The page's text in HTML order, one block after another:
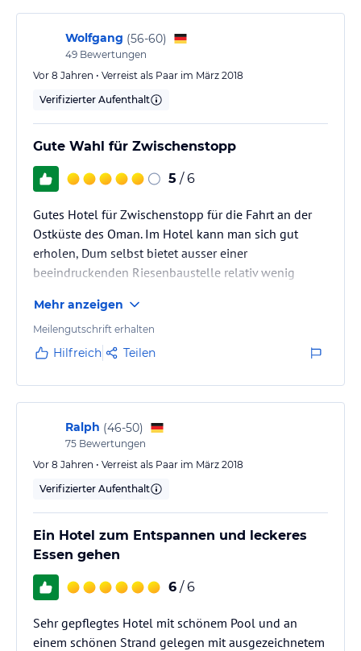
Wolfgang (56-60)
49 Bewertungen
Vor 8 Jahren • Verreist als Paar im März 2018
Verifizierter Aufenthalt
Gute Wahl für Zwischenstopp
5 / 6
Gutes Hotel für Zwischenstopp für die Fahrt an der
Ostküste des Oman. Im Hotel kann man sich gut
erholen, Dum selbst bietet ausser einer
beeindruckenden Riesenbaustelle relativ wenig
Mehr anzeigen
Meilengutschrift erhalten
Hilfreich Teilen
Ralph (46-50)
75 Bewertungen
Vor 8 Jahren • Verreist als Paar im März 2018
Verifizierter Aufenthalt
Ein Hotel zum Entspannen und leckeres
Essen gehen
6 / 6
Sehr gepflegtes Hotel mit schönem Pool und an
einem schönen Strand gelegen mit ausgezeichnetem